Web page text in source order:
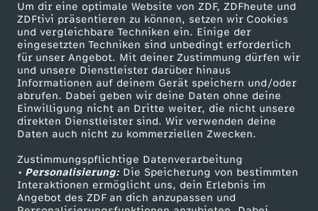
Um dir eine optimale Website von ZDF, ZDFheute und
ZDFtivi präsentieren zu können, setzen wir Cookies
und vergleichbare Techniken ein. Einige der
eingesetzten Techniken sind unbedingt erforderlich
für unser Angebot. Mit deiner Zustimmung dürfen wir
und unsere Dienstleister darüber hinaus
Informationen auf deinem Gerät speichern und/oder
abrufen. Dabei geben wir deine Daten ohne deine
Einwilligung nicht an Dritte weiter, die nicht unsere
direkten Dienstleister sind. Wir verwenden deine
Daten auch nicht zu kommerziellen Zwecken.
Zustimmungspflichtige Datenverarbeitung
• Personalisierung:Die Speicherung von bestimmten
Interaktionen ermöglicht uns, dein Erlebnis im
Angebot des ZDF an dich anzupassen und
e
l
l
u
n
g
Mehr ZDF
ZDF-Apps
Smart TV
ZDFtext
Livestreams
Sendungen A-Z
TV-Programm
Service
ZDFmitreden
Kontakt zum ZDF
Tickets
Zuschauerservice
Hilfe